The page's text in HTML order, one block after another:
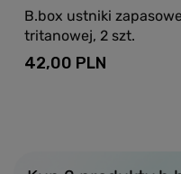
B.box ustniki
tritanowej, 2 szt.
42,00 PLN